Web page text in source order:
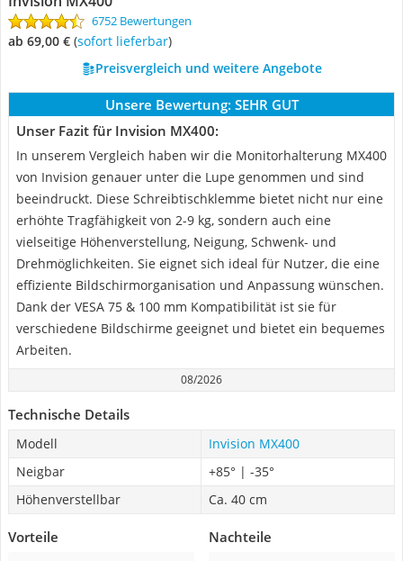
6752 Bewertungen
ab 69,00 € ( Sofort lieferbar)
Preisvergleich und weitere Angebote
Unsere Bewertung: SEHR GUT
Unser Fazit für Invision MX400:
In unserem Vergleich haben wir die Monitorhalterung MX400
von Invision genauer unter die Lupe genommen und sind
beeindruckt. Diese Schreibtischklemme bietet nicht nur eine
erhöhte Tragfähigkeit von 2-9 kg, sondern auch eine
vielseitige Höhenverstellung, Neigung, Schwenk- und
Drehmöglichkeiten. Sie eignet sich ideal für Nutzer, die eine
effiziente Bildschirmorganisation und Anpassung wünschen.
Dank der VESA 75 & 100 mm Kompatibilität ist sie für
verschiedene Bildschirme geeignet und bietet ein bequemes
Arbeiten.
08/2026
Technische Details
Modell
Invision MX400
Neigbar
+85° | -35°
Höhenverstellbar
Ca. 40 cm
Vorteile Nachteile